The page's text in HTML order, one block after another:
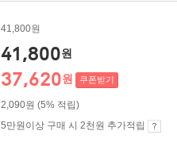
41,800원
41,800원
37,620원 쿠폰받기
2,090원 (5% 적립)
5만원이상 구매 시 2천원 추가적립